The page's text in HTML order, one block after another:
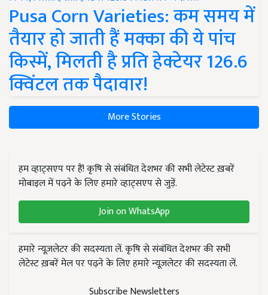
Pusa Corn Varieties: कम समय में
तैयार हो जाती हैं मक्का की ये पांच
किस्में, मिलती है प्रति हेक्टेयर 126.6
क्विंटल तक पैदावार!
More Stories
हम व्हाट्सएप पर हैं! कृषि से संबंधित देशभर की सभी लेटेस्ट ख़बरें
मोबाइल में पढ़ने के लिए हमारे व्हाट्सएप से जुड़ें.
Join on WhatsApp
हमारे न्यूज़लेटर की सदस्यता लें. कृषि से संबंधित देशभर की सभी
लेटेस्ट ख़बरें मेल पर पढ़ने के लिए हमारे न्यूज़लेटर की सदस्यता लें.